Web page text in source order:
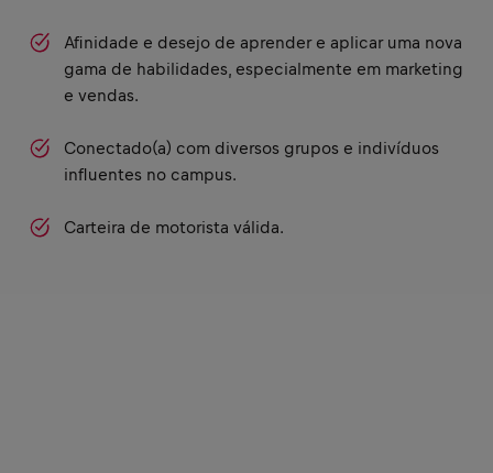
Afinidade e desejo de aprender e aplicar uma nova
gama de habilidades, especialmente em marketing
e vendas.
Conectado(a) com diversos grupos e indivíduos
influentes no campus.
Carteira de motorista válida.